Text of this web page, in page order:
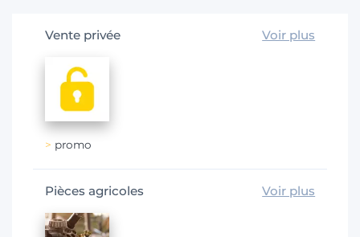
Vente privée Voir plus
promo
Pièces agricoles Voir plus